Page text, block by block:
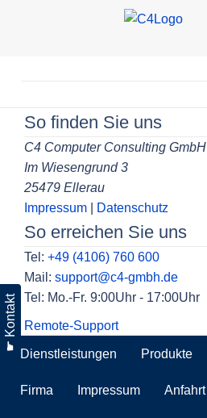
☛ Kontakt
So finden Sie uns
C4 Computer Consulting GmbH
Im Wiesengrund 3
25479 Ellerau
Impressum
Datenschutz
So erreichen Sie uns
Tel: +49 (4106) 760 600
Mail: support@c4-gmbh.de
Tel: Mo.-Fr. 9:00Uhr - 17:00Uhr
Remote-Support
Dienstleistungen Produkte
Firma Impressum Anfahrt